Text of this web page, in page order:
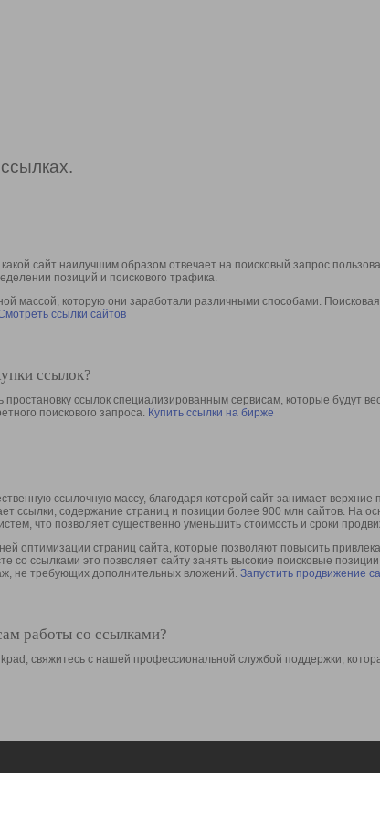
сайт наилучшим образом отвечает на поисковый запрос
позиций и поискового трафика.
массой, которую они заработали различными способами.
ссылки сайтов
ссылок?
ссылок специализированным сервисам, которые будут
поискового запроса. Купить ссылки на бирже
ссылочную массу, благодаря которой сайт занимает
ссылки, содержание страниц и позиции более 900 млн сайтов. На
что позволяет существенно уменьшить стоимость и сроки
оптимизации страниц сайта, которые позволяют повысить
со ссылками это позволяет сайту занять высокие поисковые
не требующих дополнительных вложений. Запустить продвижение
работы со ссылками?
свяжитесь с нашей профессиональной службой поддержки,